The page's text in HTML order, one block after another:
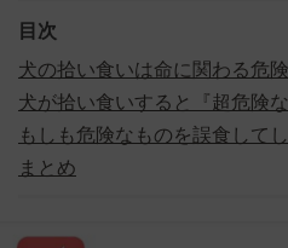
目次
犬の拾い食いは命に関わる危
犬が拾い食いすると『超危険
もしも危険なものを誤食して
まとめ